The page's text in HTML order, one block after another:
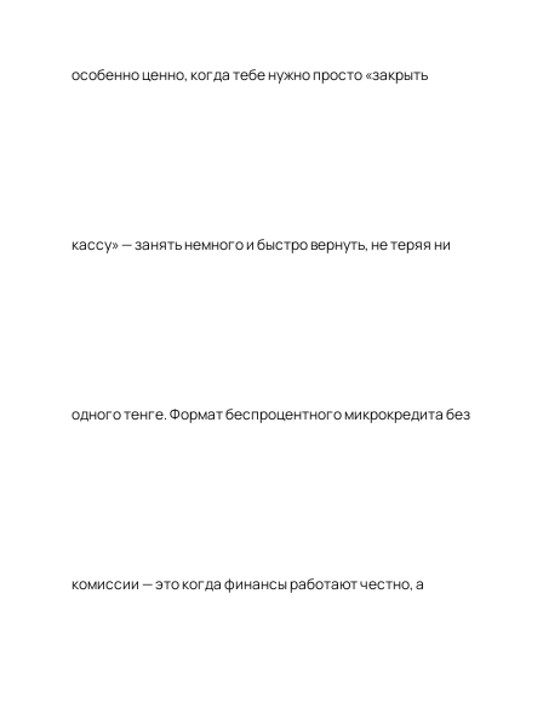
особенно ценно, когда тебе нужно просто «закрыть
кассу» — занять немного и быстро вернуть, не теряя ни
одного тенге. Формат беспроцентного микрокредита без
комиссии — это когда финансы работают честно, а